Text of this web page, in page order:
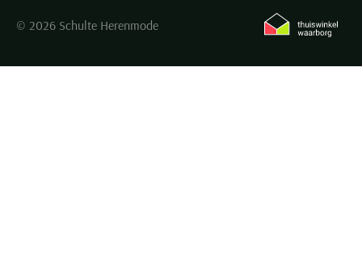
© 2026 Schulte Herenmode